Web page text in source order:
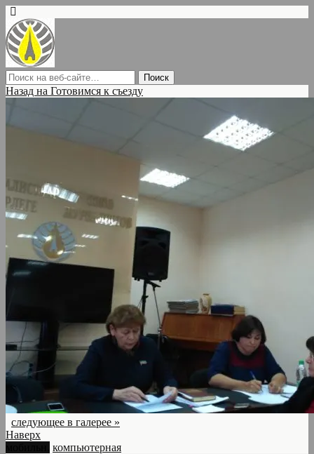
Назад на Готовимся к съезду
следующее в галерее »
Наверх
компьютерная